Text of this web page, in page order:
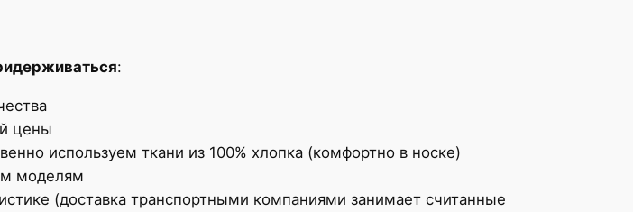
:
цены
используем ткани из 100% хлопка (комфортно в носке)
моделям
(доставка транспортными компаниями занимает считанные